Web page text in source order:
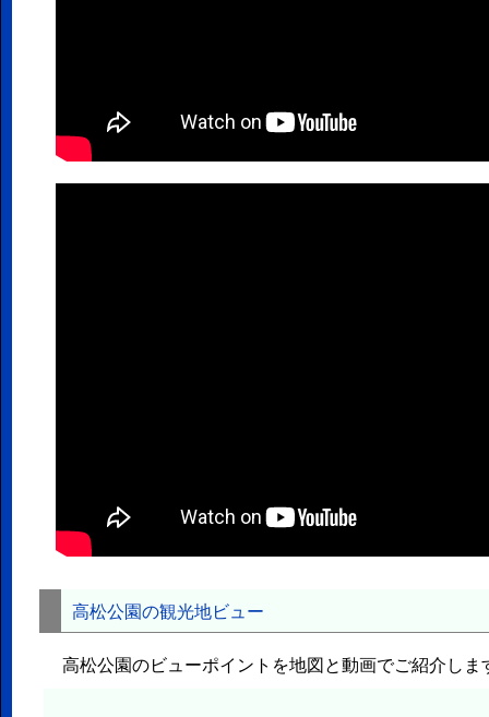
高松公園の観光地ビュー
高松公園のビューポイントを地図と動画でご紹介しま